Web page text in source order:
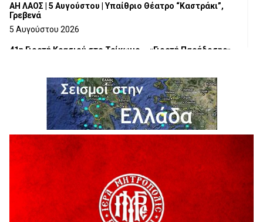
ΑΗ ΛΑΟΣ | 5 Αυγούστου | Υπαίθριο Θέατρο “Καστράκι”,
Γρεβενά
5 Αυγούστου 2026
41η Γιορτή Κρασιού στο Τρίκωμο – «Γιορτή Παράδοσης»
ΜΟΡΙΟΔΟΤΟΥΜΕΝΑ ΣΕΜΙΝΑΡΙΑ ΑΠΟ ΤΟ ΠΑΝΕΠΙΣΤΗΜΙΟ
5 Αυγούστου 2026
ΕΥΧΑΡΙΣΤΙΕΣ Φυσιολατρικού Συλλόγου Γρεβενών
4 Αυγούστου 2026
Έκτακτη χρηματοδότηση 400.000€ για επιπλέον εργασίες
στο Δημοτικό Στάδιο Γρεβενών «Μίλτος Τεντόγλου»
4 Αυγούστου 2026
Τελικά τι είναι πολιτισμός;